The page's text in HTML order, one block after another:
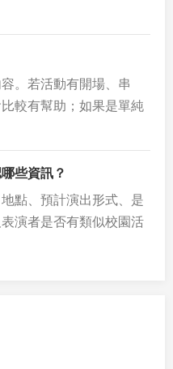
。若活動有開場、串
較有幫助；如果是單純
些資訊？
點、預計演出形式、是
演者是否有類似校園活